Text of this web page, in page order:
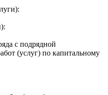
с подрядной
(услуг) по капитальному